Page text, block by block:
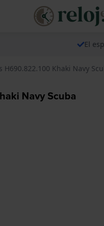
El
Khaki Navy
Navy Scuba